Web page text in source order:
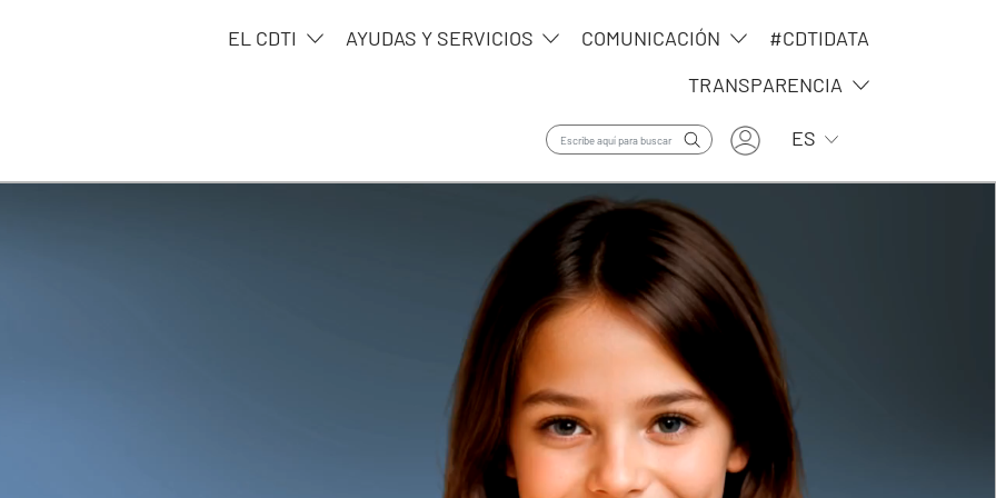
EL CDTI AYUDAS Y SERVICIOS COMUNICACIÓN
#CDTIDATA
TRANSPARENCIA
User account menu
ES Lista adicional de